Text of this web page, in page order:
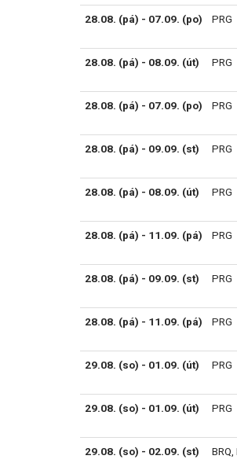
28.08. (pá) - 07.09. (po) PRG
28.08. (pá) - 08.09. (út) PRG
28.08. (pá) - 07.09. (po) PRG
28.08. (pá) - 09.09. (st) PRG
28.08. (pá) - 08.09. (út) PRG
28.08. (pá) - 11.09. (pá) PRG
28.08. (pá) - 09.09. (st) PRG
28.08. (pá) - 11.09. (pá) PRG
29.08. (so) - 01.09. (út) PRG
29.08. (so) - 01.09. (út) PRG
29.08. (so) - 02.09. (st) BRQ,